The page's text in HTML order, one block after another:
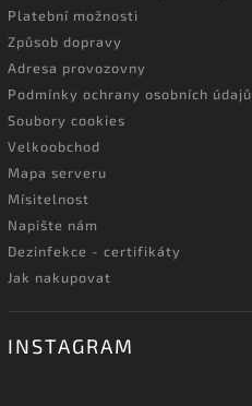
Platební možnosti
Způsob dopravy
Adresa provozovny
Podmínky ochrany osobních údajů
Soubory cookies
Velkoobchod
Mapa serveru
Mísitelnost
Napište nám
Dezinfekce - certifikáty
Jak nakupovat
INSTAGRAM